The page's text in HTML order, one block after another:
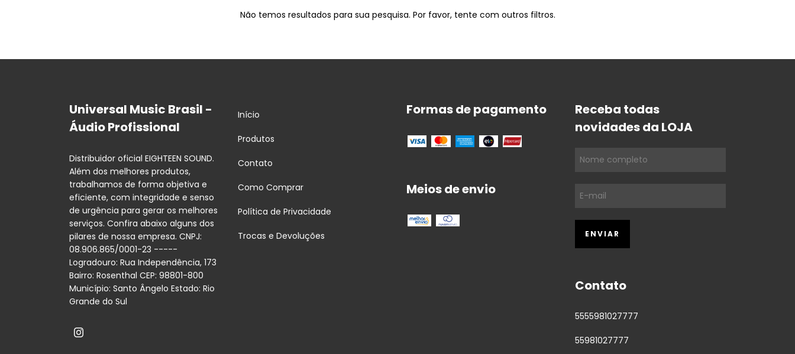
Não temos resultados para sua pesquisa. Por favor, tente com outros filtros.
Universal Music Brasil -
Áudio Profissional
Distribuidor oficial EIGHTEEN SOUND.
Além dos melhores produtos,
trabalhamos de forma objetiva e
eficiente, com integridade e senso
de urgência para gerar os melhores
serviços. Confira abaixo alguns dos
pilares de nossa empresa. CNPJ:
08.906.865/0001-23 -----
Logradouro: Rua Independência, 173
Bairro: Rosenthal CEP: 98801-800
Município: Santo Ângelo Estado: Rio
Grande do Sul
Início
Produtos
Contato
Como Comprar
Política de Privacidade
Trocas e Devoluções
Formas de pagamento
Meios de envio
Receba todas
novidades da LOJA
Contato
5555981027777
55981027777